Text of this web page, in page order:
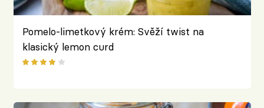
Pomelo-limetkový krém: Svěží twist na
klasický lemon curd